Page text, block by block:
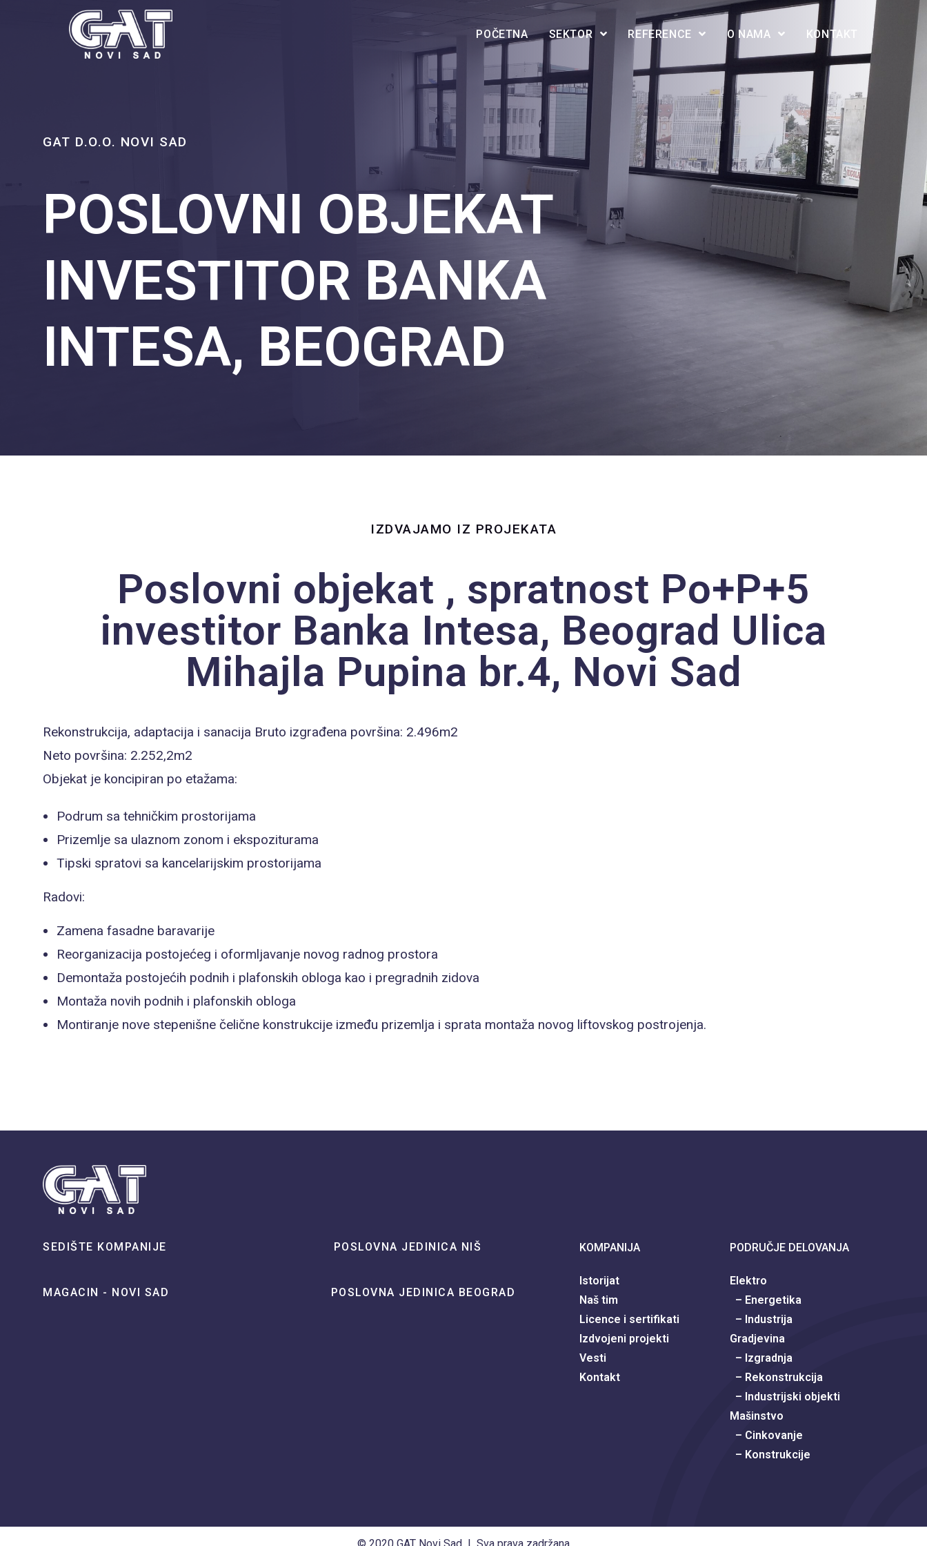
POČETNA SEKTOR REFERENCE O NAMA KONTAKT
GAT D.O.O. NOVI SAD
POSLOVNI OBJEKAT
INVESTITOR BANKA
INTESA, BEOGRAD
IZDVAJAMO IZ PROJEKATA
Poslovni objekat , spratnost Po+P+5
investitor Banka Intesa, Beograd Ulica
Mihajla Pupina br.4, Novi Sad
Rekonstrukcija, adaptacija i sanacija Bruto izgrađena površina: 2.496m2
Neto površina: 2.252,2m2
Objekat je koncipiran po etažama:
Podrum sa tehničkim prostorijama
Prizemlje sa ulaznom zonom i ekspoziturama
Tipski spratovi sa kancelarijskim prostorijama
Radovi:
Zamena fasadne baravarije
Reorganizacija postojećeg i oformljavanje novog radnog prostora
Demontaža postojećih podnih i plafonskih obloga kao i pregradnih zidova
Montaža novih podnih i plafonskih obloga
Montiranje nove stepenišne čelične konstrukcije između prizemlja i sprata montaža novog liftovskog postrojenja.
SEDIŠTE KOMPANIJE POSLOVNA JEDINICA NIŠ
MAGACIN - NOVI SAD POSLOVNA JEDINICA BEOGRAD
KOMPANIJA
Istorijat
Naš tim
Licence i sertifikati
Izdvojeni projekti
Vesti
Kontakt
PODRUČJE DELOVANJA
Elektro
– Energetika
– Industrija
Gradjevina
– Izgradnja
– Rekonstrukcija
– Industrijski objekti
Mašinstvo
– Cinkovanje
– Konstrukcije
© 2020 GAT Novi Sad | Sva prava zadržana